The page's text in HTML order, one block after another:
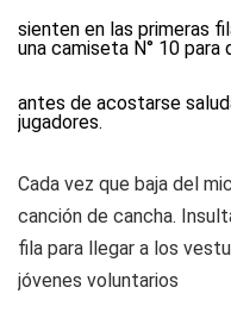
sienten en las primeras
una camiseta N° 10 para
antes de acostarse
jugadores.
Cada vez que baja del
canción de cancha.
fila para llegar a los
jóvenes voluntarios